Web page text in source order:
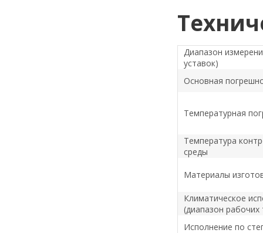
Диапазон
уставок)
Основная
Температурная
Температура
среды
Материалы
Климатическое
(диапазон рабочих
Исполнение по